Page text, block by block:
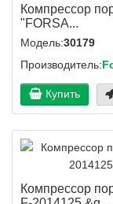
Компрессор
"FORSA...
Модель:30179
Производитель:
Купить
Компрессор